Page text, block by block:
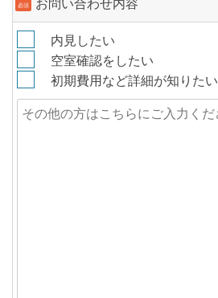
必須
内見したい
空室確認をしたい
初期費用など詳細が知りたい